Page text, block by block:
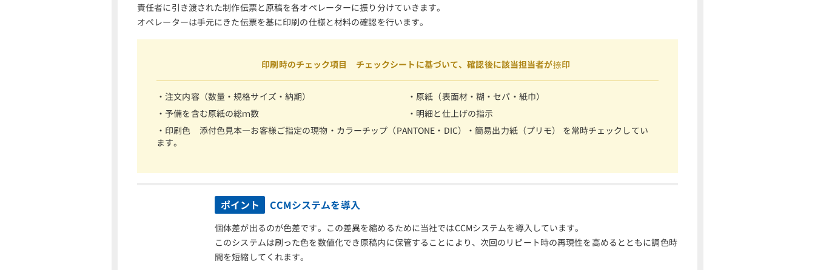
責任者に引き渡された制作伝票と原稿を各オペレーターに振り分けていきます。
オペレーターは手元にきた伝票を基に印刷の仕様と材料の確認を行います。
印刷時のチェック項目 チェックシートに基づいて、確認後に該当担当者が捺印
・注文内容（数量・規格サイズ・納期）
・原紙（表面材・糊・セパ・紙巾）
・予備を含む原紙の総ｍ数
・明細と仕上げの指示
・印刷色 添付色見本―お客様ご指定の現物・カラーチップ（PANTONE・DIC）・簡易出力紙（プリモ） を常時チェックしてい
ます。
ポイント CCMシステムを導入
個体差が出るのが色差です。この差異を縮めるために当社ではCCMシステムを導入しています。
このシステムは刷った色を数値化でき原稿内に保管することにより、次回のリピート時の再現性を高めるとともに調色時
間を短縮してくれます。